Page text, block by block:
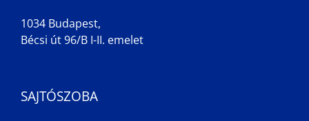
1034 Budapest,
Bécsi út 96/B I-II. emelet
SAJTÓSZOBA